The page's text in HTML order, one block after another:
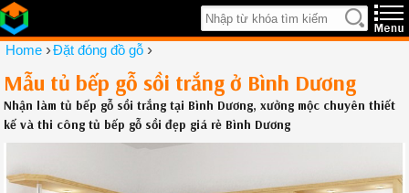
Home ›Đặt đóng đồ gỗ ›
Mẫu tủ bếp gỗ sồi trắng ở Bình Dương
Nhận làm tủ bếp gỗ sồi trắng tại Bình Dương, xưởng mộc chuyên thiết
kế và thi công tủ bếp gỗ sồi đẹp giá rẻ Bình Dương